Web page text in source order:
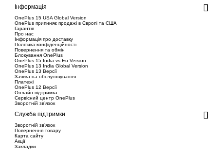
Інформація
OnePlus 15 USA Global Version
OnePlus припиняє продажі в Європі та США
Гарантія
Про нас
Інформація про доставку
Політика конфіденційності
Повернення та обмін
Блокування OnePlus
OnePlus 15 India vs Eu Version
OnePlus 13 India Global Version
OnePlus 13 Версії
Заявка на обслуговування
Платежі
OnePlus 12 Версії
Онлайн підтримка
Сервісний центр OnePlus
Зворотній зв’язок
Служба підтримки
Зворотній зв’язок
Повернення товару
Карта сайту
Акції
Закладки